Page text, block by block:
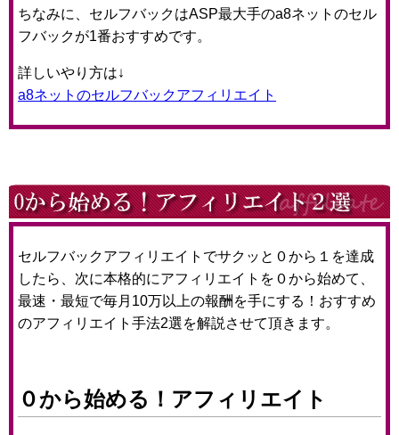
ちなみに、セルフバックはASP最大手のa8ネットのセル
フバックが1番おすすめです。
詳しいやり方は↓
a8ネットのセルフバックアフィリエイト
セルフバックアフィリエイトでサクッと０から１を達成
したら、次に本格的にアフィリエイトを０から始めて、
最速・最短で毎月10万以上の報酬を手にする！おすすめ
のアフィリエイト手法2選を解説させて頂きます。
０から始める！アフィリエイト